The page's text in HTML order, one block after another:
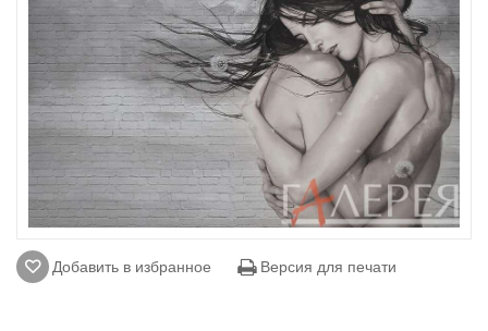
Добавить в избранное Версия для печати